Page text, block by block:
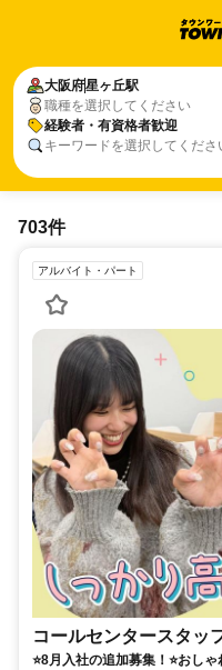
大阪府星ヶ丘駅
職種を選択してください
経験者・有資格者歓迎
キーワードを選択してくださ
703件
アルバイト・パート
コールセンタースタッ
⭐8月入社の追加募集！⭐おし